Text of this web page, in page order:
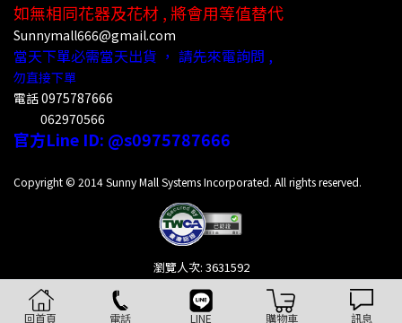
回首頁 電話 LINE 購物車 訊息
如無相同花器及花材 , 將會用等值替代
Sunnymall666@gmail.com
當天下單必需當天出貨 ， 請先來電詢問 ,
勿直接下單
電話0975787666
062970566
官方Line ID: @s0975787666
Copyright © 2014 Sunny Mall Systems Incorporated. All rights reserved.
瀏覽人次: 3631592